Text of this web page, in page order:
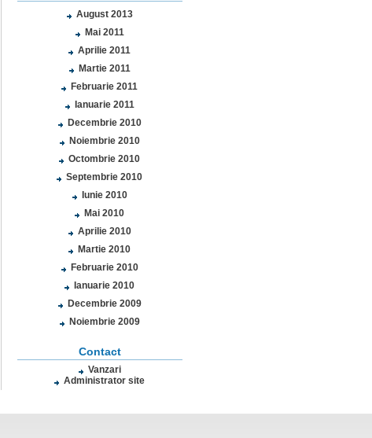
August 2013
Mai 2011
Aprilie 2011
Martie 2011
Februarie 2011
Ianuarie 2011
Decembrie 2010
Noiembrie 2010
Octombrie 2010
Septembrie 2010
Iunie 2010
Mai 2010
Aprilie 2010
Martie 2010
Februarie 2010
Ianuarie 2010
Decembrie 2009
Noiembrie 2009
Contact
Vanzari
Administrator site